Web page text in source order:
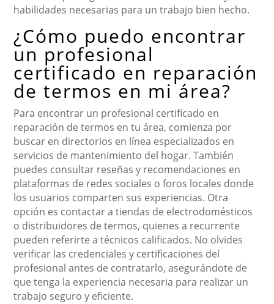
habilidades necesarias para un trabajo bien hecho.
¿Cómo puedo encontrar
un profesional
certificado en reparación
de termos en mi área?
Para encontrar un profesional certificado en
reparación de termos en tu área, comienza por
buscar en directorios en línea especializados en
servicios de mantenimiento del hogar. También
puedes consultar reseñas y recomendaciones en
plataformas de redes sociales o foros locales donde
los usuarios comparten sus experiencias. Otra
opción es contactar a tiendas de electrodomésticos
o distribuidores de termos, quienes a recurrente
pueden referirte a técnicos calificados. No olvides
verificar las credenciales y certificaciones del
profesional antes de contratarlo, asegurándote de
que tenga la experiencia necesaria para realizar un
trabajo seguro y eficiente.